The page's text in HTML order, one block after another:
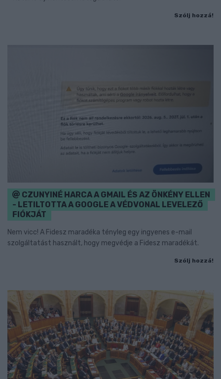
Szólj hozzá!
CZUNYINÉ HARCA A GMAIL ÉS AZ ÖNKÉNY ELLEN
- LETILTOTTA A GOOGLE A VÉDVONAL LEVELEZŐ
FIÓKJÁT
Nem vicc! A Fidesz maradéka tényleg egy ingyenes e-mail
szolgáltatást használt, hogy megvédje a Fidesz maradékát.
Szólj hozzá!